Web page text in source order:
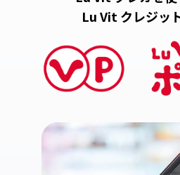
Lu Vit クレジッ